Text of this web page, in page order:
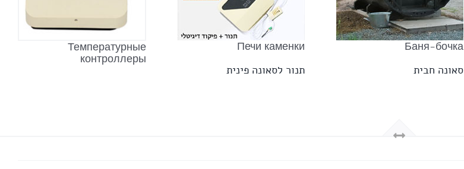
Баня-бочка
סאונה חבית
Печи каменки
תנור לסאונה פינית
Температурные
контроллеры